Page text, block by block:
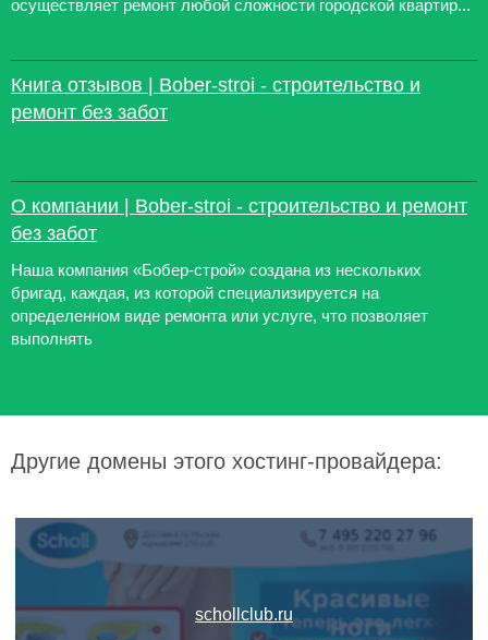
осуществляет ремонт любой сложности городской квартир...
Книга отзывов | Bober-stroi - строительство и
ремонт без забот
О компании | Bober-stroi - строительство и ремонт
без забот
Наша компания «Бобер-строй» создана из нескольких
бригад, каждая, из которой специализируется на
определенном виде ремонта или услуге, что позволяет
выполнять
Другие домены этого хостинг-провайдера:
schollclub.ru